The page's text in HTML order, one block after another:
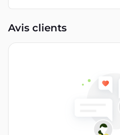
Avis clients